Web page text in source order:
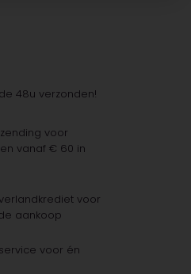
48u verzonden!
voor
vanaf € 60 in
voor
aankoop
voor én